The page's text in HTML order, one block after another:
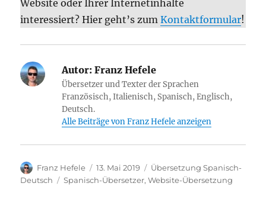
Website oder Ihrer Internetinhalte
interessiert? Hier geht’s zumKontaktformular!
Autor: Franz Hefele
Übersetzer und Texter der Sprachen
Französisch, Italienisch, Spanisch, Englisch,
Deutsch.
Alle Beiträge von Franz Hefele anzeigen
Autor
Franz Hefele
Veröffentlicht
am
13. Mai 2019 Kategorien
Übersetzung Spanisch-
Deutsch
Schlagwörter
Spanisch-Übersetzer,Website-Übersetzung